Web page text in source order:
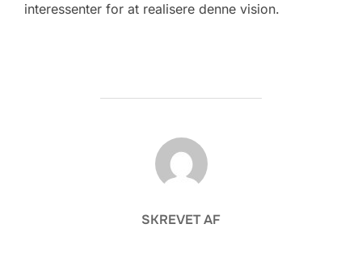
interessenter for at realisere denne vision.
FORFATTER
SKREVET AF